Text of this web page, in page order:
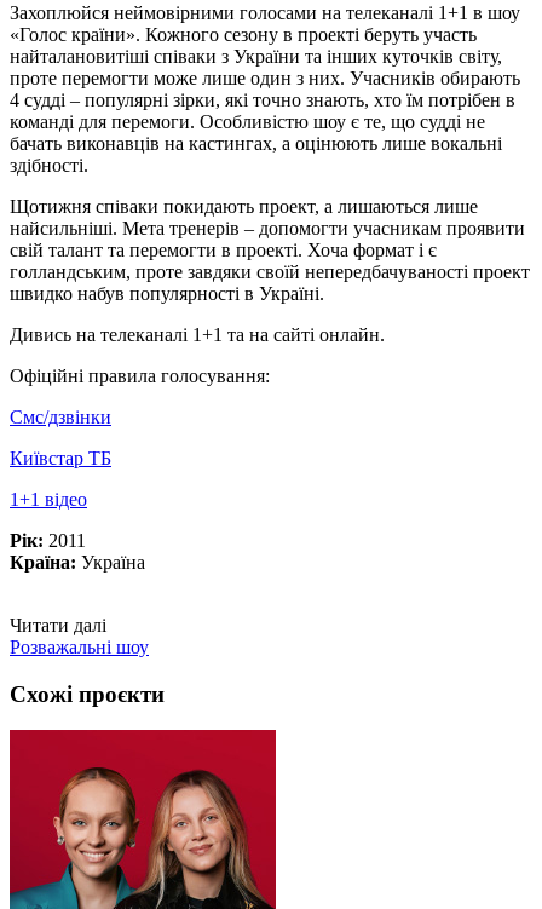
Захоплюйся неймовірними голосами на телеканалі 1+1 в шоу
«Голос країни». Кожного сезону в проекті беруть участь
найталановитіші співаки з України та інших куточків світу,
проте перемогти може лише один з них. Учасників обирають
4 судді – популярні зірки, які точно знають, хто їм потрібен в
команді для перемоги. Особливістю шоу є те, що судді не
бачать виконавців на кастингах, а оцінюють лише вокальні
здібності.
Щотижня співаки покидають проект, а лишаються лише
найсильніші. Мета тренерів – допомогти учасникам проявити
свій талант та перемогти в проекті. Хоча формат і є
голландським, проте завдяки своїй непередбачуваності проект
швидко набув популярності в Україні.
Дивись на телеканалі 1+1 та на сайті онлайн.
Офіційні правила голосування:
Смс/дзвінки
Київстар ТБ
1+1 відео
Рік: 2011
Країна: Україна
Читати далі
Розважальні шоу
Схожі проєкти